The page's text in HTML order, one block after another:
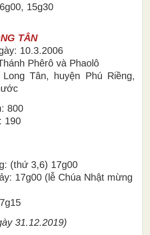
15g30
TÂN
10.3.2006
Phêrô và Phaolô
Tân, huyện Phú Riềng,
800
190
(thứ 3,6) 17g00
17g00 (lễ Chúa Nhật mừng
31.12.2019)